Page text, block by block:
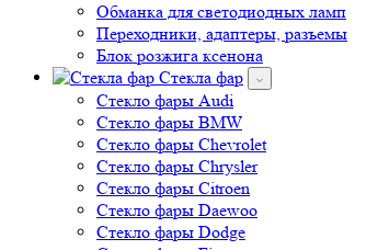
Обманка для светодиодных ламп
Переходники, адаптеры, разъемы
Блок розжига ксенона
Стекла фар
Стекло фары Audi
Стекло фары BMW
Стекло фары Chevrolet
Стекло фары Chrysler
Стекло фары Citroen
Стекло фары Daewoo
Стекло фары Dodge